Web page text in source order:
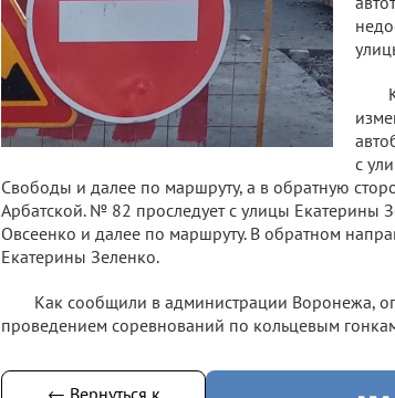
с
Свободы и далее по маршруту, а в обратную
Арбатской. № 82 проследует с улицы Екатерины
Овсеенко и далее по маршруту. В обратном
Екатерины Зеленко.
Как сообщили в администрации Воронежа,
проведением соревнований по кольцевым
← Вернуться к